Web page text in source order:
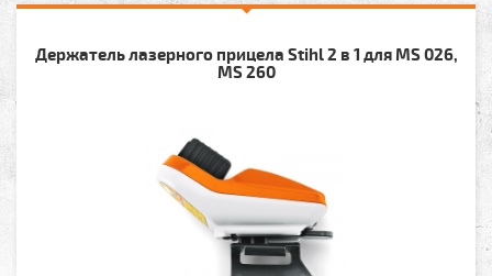
Держатель лазерного прицела Stihl 2 в 1 для MS 026,
MS 260